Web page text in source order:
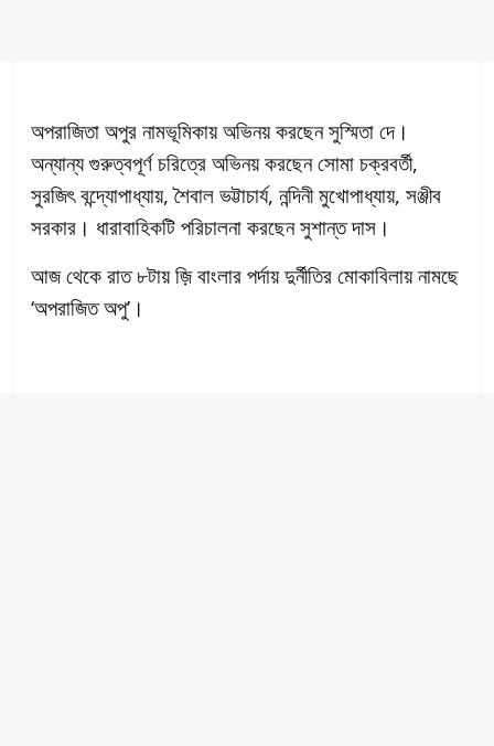
অপরাজিতা অপুর নামভূমিকায় অভিনয় করছেন সুস্মিতা দে।
অন্যান্য গুরুত্বপূর্ণ চরিত্রে অভিনয় করছেন সোমা চক্রবর্তী,
সুরজিৎ বন্দ্যোপাধ্যায়, শৈবাল ভট্টাচার্য, নন্দিনী মুখোপাধ্যায়, সঞ্জীব
সরকার। ধারাবাহিকটি পরিচালনা করছেন সুশান্ত দাস।
আজ থেকে রাত ৮টায় জ়ি বাংলার পর্দায় দুর্নীতির মোকাবিলায় নামছে
‘অপরাজিত অপু’।